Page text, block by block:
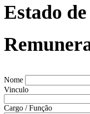
Estado
Nome
Vinculo
Cargo / Função